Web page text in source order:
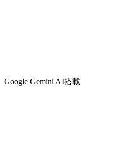
Google Gemini AI搭載